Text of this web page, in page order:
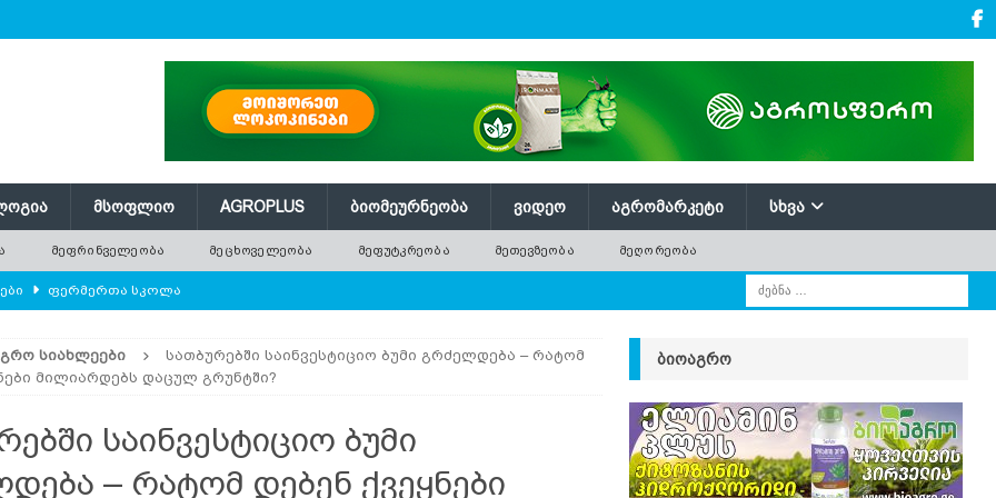
ᲛᲡᲝᲤᲚᲘᲝ AGROPLUS ᲑᲘᲝᲛᲔᲣᲠᲜᲔᲝᲑᲐ ᲕᲘᲓᲔᲝ ᲐᲒᲠᲝᲛᲐᲠᲙᲔᲢᲘ ᲡᲮᲕᲐ
ᲛᲔᲤᲠᲘᲜᲕᲔᲚᲔᲝᲑᲐ ᲛᲔᲪᲮᲝᲕᲔᲚᲔᲝᲑᲐ ᲛᲔᲤᲣᲢᲙᲠᲔᲝᲑᲐ ᲛᲔᲗᲔᲕᲖᲔᲝᲑᲐ ᲛᲔᲦᲝᲠᲔᲝᲑᲐ
ᲤᲔᲠᲛᲔᲠᲗᲐ ᲡᲙᲝᲚᲐ
გამხმარ ხეებს? AGROPLUS
და პროდუქტიულობა
შემცირებას პროგნოზირებენ ᲐᲒᲠᲝ ᲡᲘᲐᲮᲚᲔᲔᲑᲘ
ᲡᲘᲐᲮᲚᲔᲔᲑᲘ
სათბურებში საინვესტიციო ბუმი გრძელდება – რატომ
მილიარდებს დაცულ გრუნტში?
საინვესტიციო ბუმი
– რატომ დებენ ქვეყნები
ᲑᲘᲝᲐᲒᲠᲝ